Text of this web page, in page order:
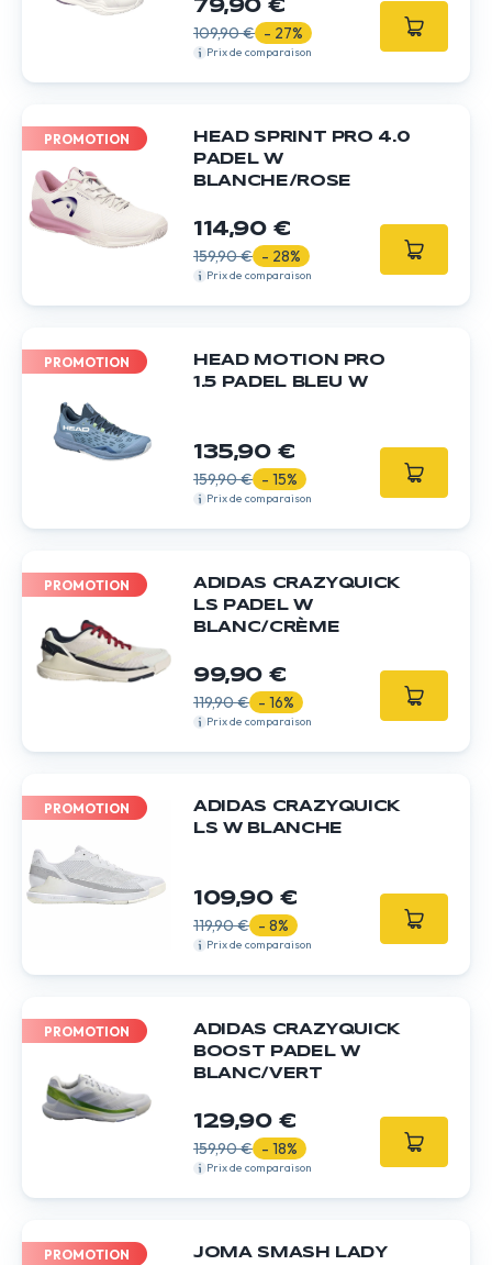
79,90 €
109,90 € - 27%
Prix de comparaison
PROMOTION
HEAD SPRINT PRO 4.0
PADEL W
BLANCHE/ROSE
114,90 €
159,90 € - 28%
Prix de comparaison
PROMOTION
HEAD MOTION PRO
1.5 PADEL BLEU W
135,90 €
159,90 € - 15%
Prix de comparaison
PROMOTION
ADIDAS CRAZYQUICK
LS PADEL W
BLANC/CRÈME
99,90 €
119,90 € - 16%
Prix de comparaison
PROMOTION
ADIDAS CRAZYQUICK
LS W BLANCHE
109,90 €
119,90 € - 8%
Prix de comparaison
PROMOTION
ADIDAS CRAZYQUICK
BOOST PADEL W
BLANC/VERT
129,90 €
159,90 € - 18%
Prix de comparaison
PROMOTION
JOMA SMASH LADY